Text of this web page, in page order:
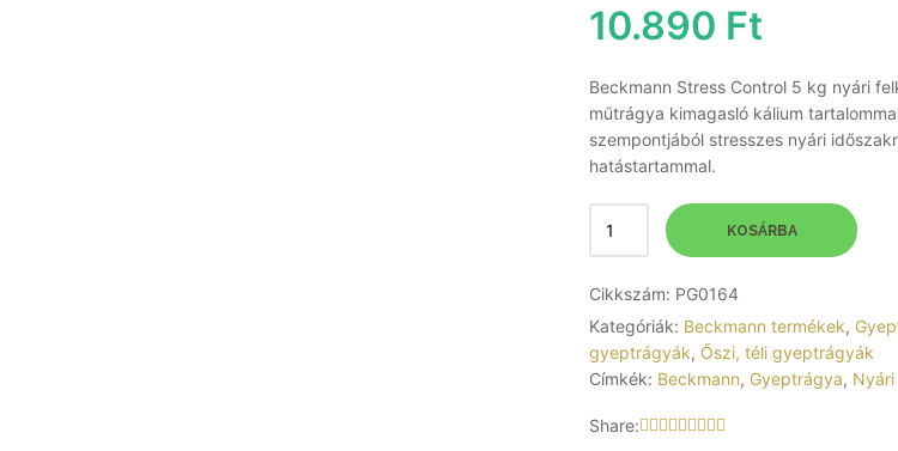
10.890 Ft
Beckmann Stress Control 5 kg nyári
műtrágya kimagasló kálium
szempontjából stresszes nyári
hatástartammal.
KOSÁRBA
Cikkszám: PG0164
Kategóriák: Beckmann termékek,
gyeptrágyák, Őszi, téli gyeptrágyák
Címkék: Beckmann, Gyeptrágya,
Share: